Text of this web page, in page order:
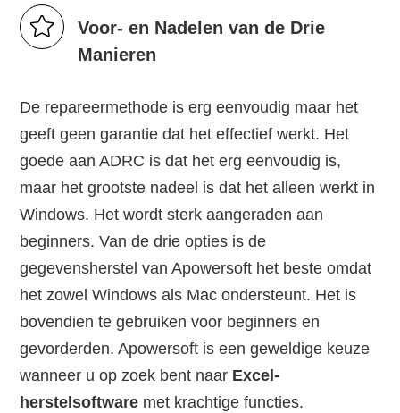
Voor- en Nadelen van de Drie
Manieren
De repareermethode is erg eenvoudig maar het
geeft geen garantie dat het effectief werkt. Het
goede aan ADRC is dat het erg eenvoudig is,
maar het grootste nadeel is dat het alleen werkt in
Windows. Het wordt sterk aangeraden aan
beginners. Van de drie opties is de
gegevensherstel van Apowersoft het beste omdat
het zowel Windows als Mac ondersteunt. Het is
bovendien te gebruiken voor beginners en
gevorderden. Apowersoft is een geweldige keuze
wanneer u op zoek bent naar Excel-
herstelsoftware met krachtige functies.